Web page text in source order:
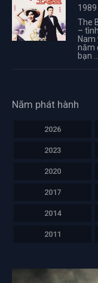
1989
The
–
Nam
năm
bạn ...
Năm phát hành
2026
2023
2020
2017
2014
2011